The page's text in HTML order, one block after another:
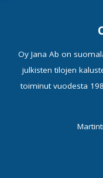
Oy Jana Ab on
julkisten tilojen
toiminut vuodesta